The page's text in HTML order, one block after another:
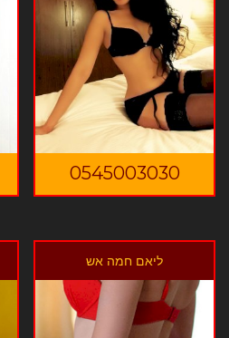
0545003030
ליאם חמה אש